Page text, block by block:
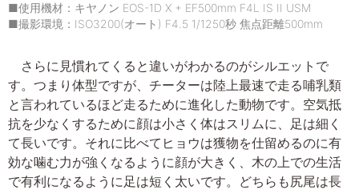
■使用機材：キヤノン EOS-1D X + EF500mm F4L IS II USM
■撮影環境：ISO3200(オート) F4.5 1/1250秒 焦点距離500mm
さらに見慣れてくると違いがわかるのがシルエットで
す。つまり体型ですが、チーターは陸上最速で走る哺乳類
と言われているほど走るために進化した動物です。空気抵
抗を少なくするために顔は小さく体はスリムに、足は細く
て長いです。それに比べてヒョウは獲物を仕留めるのに有
効な噛む力が強くなるように顔が大きく、木の上での生活
で有利になるように足は短く太いです。どちらも尻尾は長